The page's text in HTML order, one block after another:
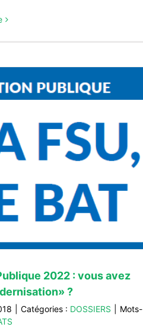
2022 : vous avez
?
Catégories : DOSSIERS
Mots-